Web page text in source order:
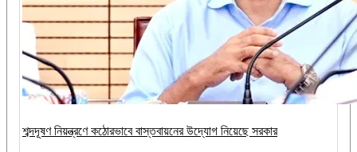
শব্দদূষণ নিয়ন্ত্রণে কঠোরভাবে বাস্তবায়নের উদ্যোগ নিয়েছে সরকার